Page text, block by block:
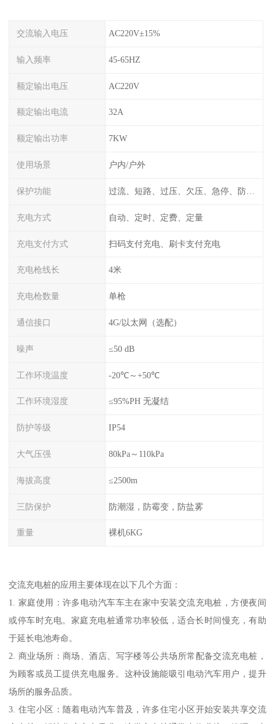
交流输入电压 AC220V±15%
输入频率 45-65HZ
额定输出电压 AC220V
额定输出电流 32A
额定输出功率 7KW
使用场景 户内/户外
保护功能 过流、短路、过压、欠压、急停、防雷、漏电保护
充电方式 自动、定时、定费、定量
充电支付方式 扫码支付充电、刷卡支付充电
充电枪线长 4米
充电枪数量 单枪
通信接口 4G/以太网（选配）
噪声 ≤50 dB
工作环境温度 -20℃～+50℃
工作环境湿度 ≤95%PH 无凝结
防护等级 IP54
大气压强 80kPa～110kPa
海拔高度 ≤2500m
三防保护 防潮湿，防霉变，防盐雾
重量 裸机6KG
交流充电桩的应用主要体现在以下几个方面：
1. 家庭使用：许多电动汽车车主在家中安装交流充电桩，方便夜间
或停车时充电。家庭充电桩通常功率较低，适合长时间慢充，有助
于延长电池寿命。
2. 商业场所：商场、酒店、写字楼等公共场所常配备交流充电桩，
为顾客或员工提供充电服务。这种设施能吸引电动汽车用户，提升
场所的服务品质。
3. 住宅小区：随着电动汽车普及，许多住宅小区开始安装共享交流